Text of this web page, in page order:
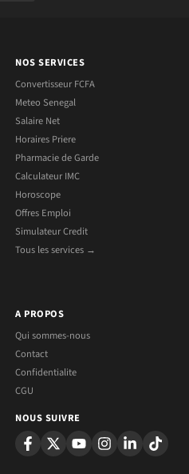
NOS SERVICES
Convertisseur FCFA
Meteo Senegal
Salaire Net
Horaires Priere
Pharmacie de Garde
Calculateur IMC
Horoscope
Offres Emploi
Simulateur Credit
Tous les services →
A PROPOS
Qui sommes-nous
Contact
Confidentialite
CGU
NOUS SUIVRE